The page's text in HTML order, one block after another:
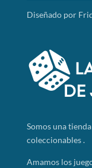
Diseñado por
Somosuna tienda
coleccionables .
Amamos los